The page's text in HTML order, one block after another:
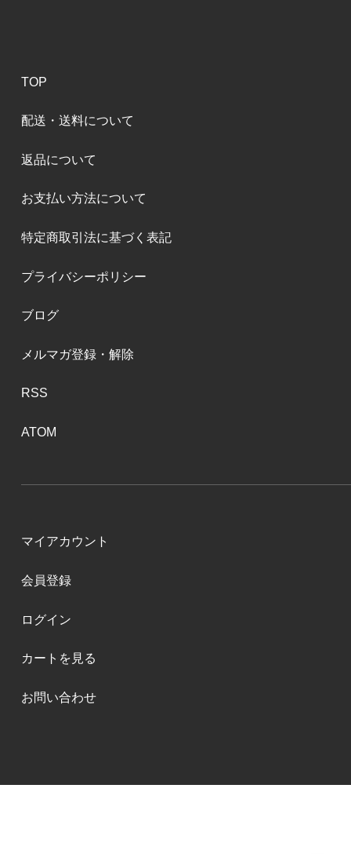
TOP
配送・送料について
返品について
お支払い方法について
特定商取引法に基づく表記
プライバシーポリシー
ブログ
メルマガ登録・解除
RSS
ATOM
マイアカウント
会員登録
ログイン
カートを見る
お問い合わせ